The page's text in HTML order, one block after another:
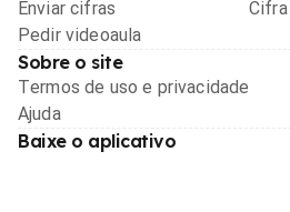
Enviar cifras
Pedir videoaula
Sobre o site
Termos de uso e privacidade
Ajuda
Baixe o aplicativo